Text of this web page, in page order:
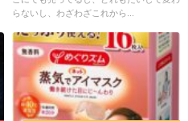
らないし、わざわざこれから...